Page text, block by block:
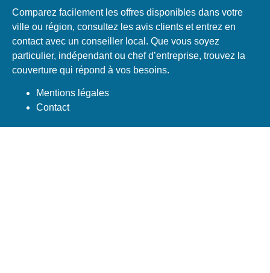
Comparez facilement les offres disponibles dans votre
ville ou région, consultez les avis clients et entrez en
contact avec un conseiller local. Que vous soyez
particulier, indépendant ou chef d’entreprise, trouvez la
couverture qui répond à vos besoins.
Mentions légales
Contact